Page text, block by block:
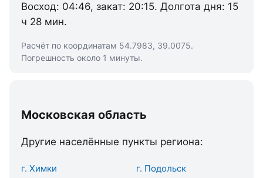
Восход: 04:46, закат: 20:15. Долгота дня: 15
ч 28 мин.
Расчёт по координатам 54.7983, 39.0075.
Погрешность около 1 минуты.
Московская область
Другие населённые пункты региона:
г. Химки г. Подольск